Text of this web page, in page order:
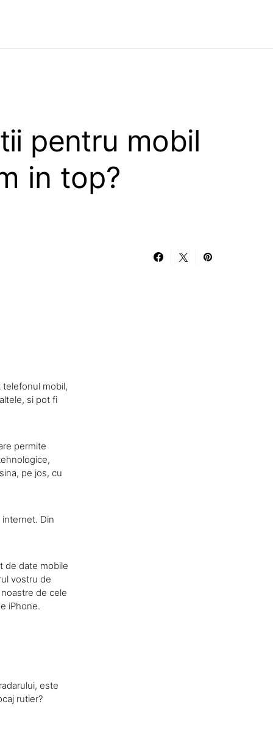
pentru mobil
in top?
telefonul mobil,
si pot fi
permite
pe jos, cu
Din
de date mobile
vostru de
de cele
iPhone.
este
rutier?